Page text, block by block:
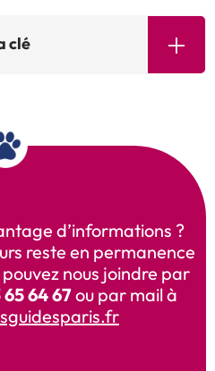
clé
d’informations ?
reste en permanence
nous joindre par
64 67ou par mail à